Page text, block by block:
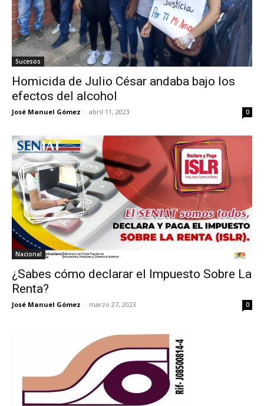
Sucesos
Homicida de Julio César andaba bajo los
efectos del alcohol
José Manuel Gómez - abril 11, 2023 0
Nacional
¿Sabes cómo declarar el Impuesto Sobre La
Renta?
José Manuel Gómez - marzo 27, 2023 0